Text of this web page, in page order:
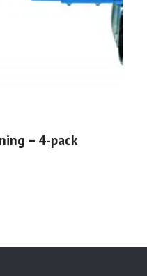
– 4-pack